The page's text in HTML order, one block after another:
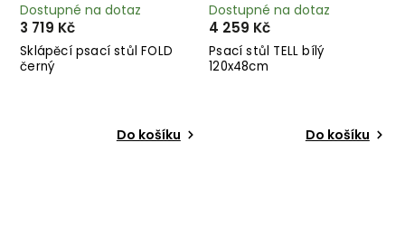
Sklápěcí psací stůl FOLD
černý
Dostupné na dotaz
3 719 Kč
Do košíku
Psací stůl TELL bílý
120x48cm
Dostupné na dotaz
4 259 Kč
Do košíku